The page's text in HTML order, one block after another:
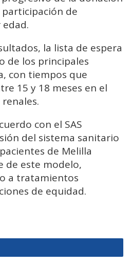
participación de
la lista de espera
de los principales
con tiempos que
15 y 18 meses en el
con el SAS
del sistema sanitario
de Melilla
de este modelo,
a tratamientos
de equidad.